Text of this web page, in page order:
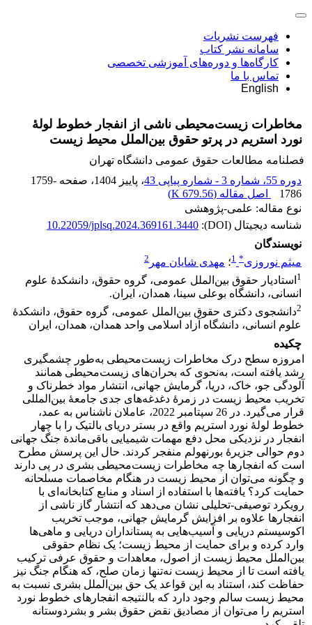
فهرست نشریات
سامانه نشر کتاب
کارگاه‌ها و دوره‌های آموزشی تخصصی
تماس با ما
English
مخاطرات زیست‌محیطی ناشی از انفجار خطوط لولۀ
نورد ‌استریم در پرتو ‏حقوق بین‌الملل محیط ‌زیست
فصلنامه مطالعات حقوق عمومی دانشگاه تهران
دوره 55، شماره 3 - شماره پیاپی 43
، پاییز 1404 ، صفحه 1759-
1786
اصل مقاله (679.56 K
)
نوع مقاله: علمی-پژوهشی
شناسه دیجیتال (DOI):
10.22059/jplsq.2024.369161.3440
نویسندگان
میثم نوروزی*
1؛ مهدی شایان مهر 2
1 استادیار حقوق بین‌الملل عمومی، گروه حقوق، دانشکدۀ علوم
انسانی، دانشگاه بوعلی سینا، همدان، ایران.‏
2دانشجوی دکتری حقوق بین‌الملل عمومی، گروه حقوق، دانشکدۀ
علوم انسانی، دانشگاه آزاد اسلامی واحد همدان، همدان، ایران‏
چکیده
امروزه سطح درک مخاطرات زیست‌محیطی به‌طور چشمگیری
رشد یافته است، به‌نحوی که بحران‌های زیست‌محیطی همانند
آلودگی جو، خاک، دریا، گرمایش جهانی، انتشار مواد خطرناک و
تخریب محیط ‌زیست در زمرۀ دغدغه‌های جدی جامعۀ بین‌المللی
قرار می‌گیرد. در 26 سپتامبر 2022، عاملان ناشناس به عمد،
خطوط لولۀ نورد استریم واقع در بستر دریای بالتیک را با چهار
انفجار در نزدیکی محل دفع مهمات شیمیایی باقی‌ماندة جنگ جهانی
دوم حوالی جزیرۀ بورنهولم منفجر کردند. حال این پرسش مطرح
است که انفجارها چه مخاطرات زیست‌محیطی بشری در پی دارند
و چگونه می‌توان از محیط ‌زیست در هنگام مخاصمات مسلحانه
حمایت کرد؟ یافته‌ها با استفاده از اسناد و منابع کتابخانه‌ای با
رویکرد توصیفی-تحلیلی نشان می‌دهد که انتشار گاز ناشی از
انفجارها علاوه بر افزایش گرمایش جهانی، موجب تخریب
اکوسیستم دریایی و آسیب‌هایی به پستانداران دریایی و ماهی‌ها
وارد کرده و برای حمایت از محیط ‌زیست؛ یک نظام حقوقی
بین‌الملل محیط ‌زیست از اصول، معاهدات و حقوق عرفی ترکیب
یافته است تا از محیط زیست نه‌تنها زمان صلح، که هنگام جنگ نیز
حفاظت کند، استناد به این قواعد یک حق بین‌الملل بشری نسبت به
محیط زیست سالم وجود دارد که بالنتیجه انفجارهای خطوط نورد
استریم را می‌توان از مصادیق نقض حقوق بشر و بشردوستانه